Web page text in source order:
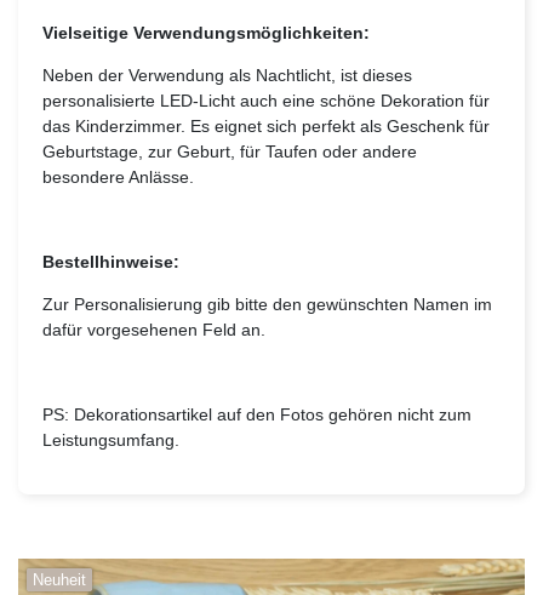
Vielseitige Verwendungsmöglichkeiten:
Neben der Verwendung als Nachtlicht, ist dieses
personalisierte LED-Licht auch eine schöne Dekoration für
das Kinderzimmer. Es eignet sich perfekt als Geschenk für
Geburtstage, zur Geburt, für Taufen oder andere
besondere Anlässe.
Bestellhinweise:
Zur Personalisierung gib bitte den gewünschten Namen im
dafür vorgesehenen Feld an.
PS: Dekorationsartikel auf den Fotos gehören nicht zum
Leistungsumfang.
Neuheit